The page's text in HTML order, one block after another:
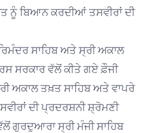
ਨੂੰ ਬਿਆਨ ਕਰਦੀਆਂ ਤਸਵੀਰਾਂ ਦੀ
ਸਾਹਿਬ ਅਤੇ ਸ੍ਰੀ ਅਕਾਲ
ਸਰਕਾਰ ਵੱਲੋਂ ਕੀਤੇ ਗਏ ਫ਼ੌਜੀ
ਅਕਾਲ ਤਖ਼ਤ ਸਾਹਿਬ ਅਤੇ ਵਾਪਰੇ
ਦੀ ਪ੍ਰਦਰਸ਼ਨੀ ਸ਼੍ਰੋਮਣੀ
ਗੁਰਦੁਆਰਾ ਸ੍ਰੀ ਮੰਜੀ ਸਾਹਿਬ